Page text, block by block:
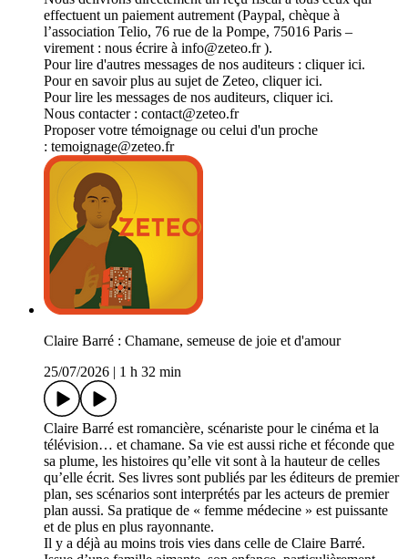
effectuent un paiement autrement (Paypal, chèque à
l’association Telio, 76 rue de la Pompe, 75016 Paris –
virement : nous écrire à info@zeteo.fr ).
Pour lire d'autres messages de nos auditeurs : cliquer ici.
Pour en savoir plus au sujet de Zeteo, cliquer ici.
Pour lire les messages de nos auditeurs, cliquer ici.
Nous contacter : contact@zeteo.fr
Proposer votre témoignage ou celui d'un proche
: temoignage@zeteo.fr
Claire Barré : Chamane, semeuse de joie et d'amour
25/07/2026
1 h 32 min
Claire Barré est romancière, scénariste pour le cinéma et la
télévision… et chamane. Sa vie est aussi riche et féconde que
sa plume, les histoires qu’elle vit sont à la hauteur de celles
qu’elle écrit. Ses livres sont publiés par les éditeurs de premier
plan, ses scénarios sont interprétés par les acteurs de premier
plan aussi. Sa pratique de « femme médecine » est puissante
et de plus en plus rayonnante.
Il y a déjà au moins trois vies dans celle de Claire Barré.